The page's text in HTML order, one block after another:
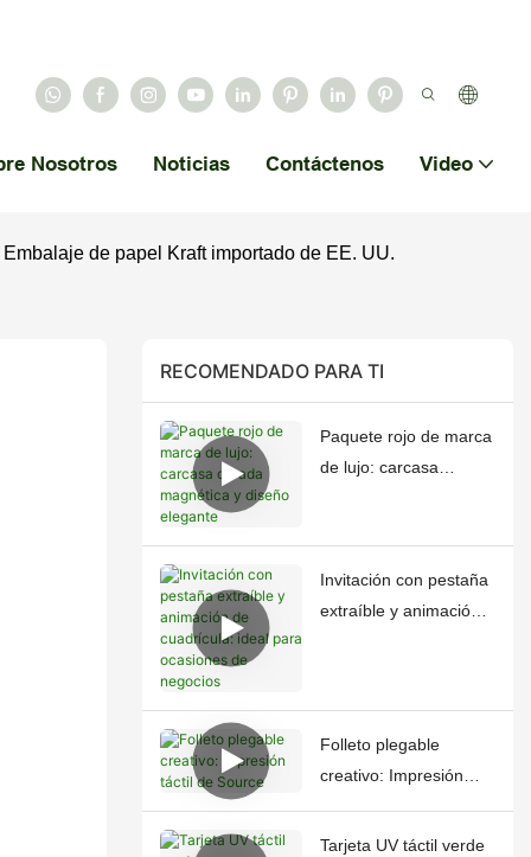
Nosotros Noticias Contáctenos Video
de papel Kraft importado de EE. UU.
RECOMENDADO PARA TI
Paquete rojo de marca
de lujo: carcasa
Invitación con pestaña
extraíble y animación
Folleto plegable
creativo: Impresión
táctil de Source
Tarjeta UV táctil verde